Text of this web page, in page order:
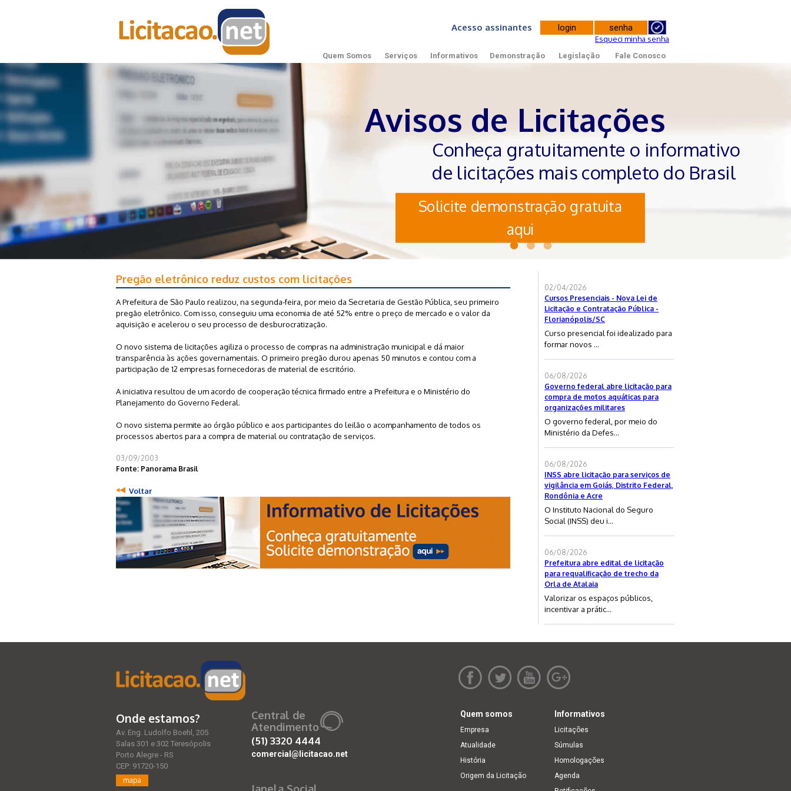
Acesso assinantes
Esqueci minha senha
Quem Somos Serviços Informativos Demonstração Legislação Fale Conosco
Avisos de Licitações
Conheça gratuitamente o informativo
de licitações mais completo do Brasil
Solicite demonstração gratuita
aqui
Pregão eletrônico reduz custos com licitações
A Prefeitura de São Paulo realizou, na segunda-feira, por meio da Secretaria de Gestão Pública, seu primeiro
pregão eletrônico. Com isso, conseguiu uma economia de até 52% entre o preço de mercado e o valor da
aquisição e acelerou o seu processo de desburocratização.
O novo sistema de licitações agiliza o processo de compras na administração municipal e dá maior
transparência às ações governamentais. O primeiro pregão durou apenas 50 minutos e contou com a
participação de 12 empresas fornecedoras de material de escritório.
A iniciativa resultou de um acordo de cooperação técnica firmado entre a Prefeitura e o Ministério do
Planejamento do Governo Federal.
O novo sistema permite ao órgão público e aos participantes do leilão o acompanhamento de todos os
processos abertos para a compra de material ou contratação de serviços.
03/09/2003
Fonte: Panorama Brasil
Voltar
02/04/2026
Cursos Presenciais - Nova Lei de
Licitação e Contratação Pública -
Florianópolis/SC
Curso presencial foi idealizado para
formar novos ...
06/08/2026
Governo federal abre licitação para
compra de motos aquáticas para
organizações militares
O governo federal, por meio do
Ministério da Defes...
06/08/2026
INSS abre licitação para serviços de
vigilância em Goiás, Distrito Federal,
Rondônia e Acre
O Instituto Nacional do Seguro
Social (INSS) deu i...
06/08/2026
Prefeitura abre edital de licitação
para requalificação de trecho da
Orla de Atalaia
Valorizar os espaços públicos,
incentivar a prátic...
Onde estamos?
Av. Eng. Ludolfo Boehl, 205
Salas 301 e 302 Teresópolis
Porto Alegre - RS
CEP: 91720-150
mapa
Central de
Atendimento
(51)3320 4444
comercial@licitacao.net
Quem somos
Empresa
Atualidade
História
Origem da Licitação
Informativos
Licitações
Súmulas
Homologações
Agenda